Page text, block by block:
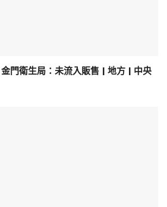
門衛生局：未流入販售 | 地方 | 中央